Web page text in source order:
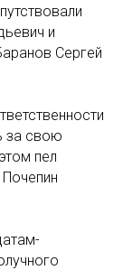
и
Сергей
за свою
пел